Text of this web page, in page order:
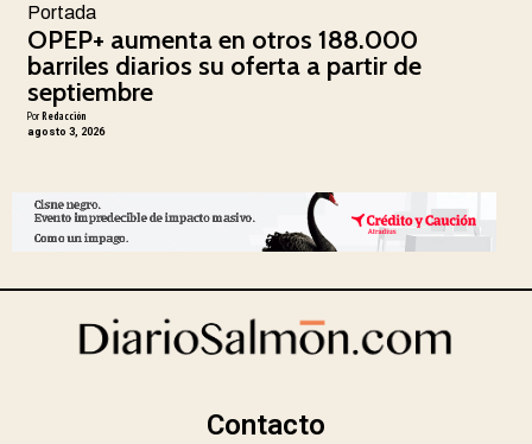
Portada
OPEP+ aumenta en otros 188.000
barriles diarios su oferta a partir de
septiembre
PorRedacción
agosto 3, 2026
Contacto